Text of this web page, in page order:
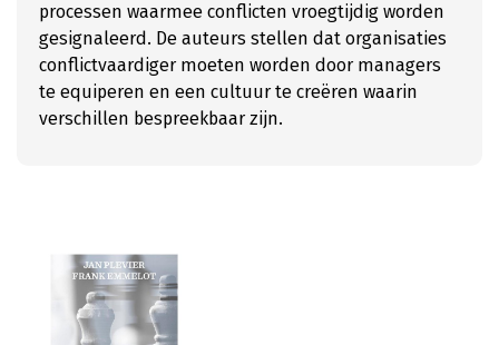
processen waarmee conflicten vroegtijdig worden
gesignaleerd. De auteurs stellen dat organisaties
conflictvaardiger moeten worden door managers
te equiperen en een cultuur te creëren waarin
verschillen bespreekbaar zijn.